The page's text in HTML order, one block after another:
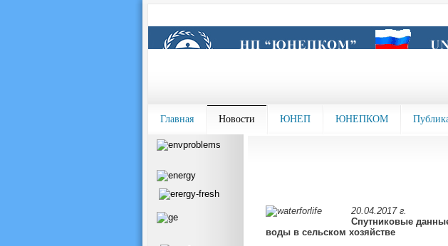
Главная Новости ЮНЕП ЮНЕПКОМ
20.04.2017 г.
Спутниковые
воды в сельском хозяйстве